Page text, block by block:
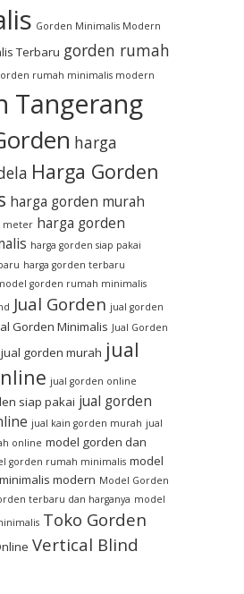
Gorden Minimalis Modern
Terbaru gorden rumah
rumah minimalis modern
Tangerang
harga
Harga Gorden
harga gorden murah
meter harga gorden
harga gorden siap pakai
harga gorden terbaru
gorden rumah minimalis
Jual Gorden jual gorden
Gorden Minimalis Jual Gorden
jual gorden murah jual
jual gorden online
siap pakai jual gorden
jual kain gorden murah jual
online model gorden dan
gorden rumah minimalis model
modern Model Gorden
terbaru dan harganya model
Toko Gorden
Vertical Blind